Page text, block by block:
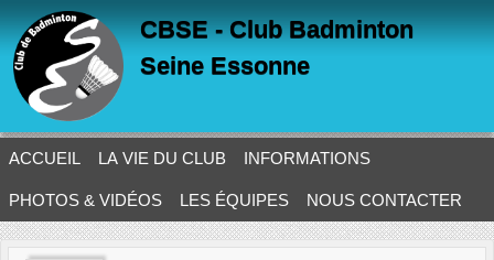
CBSE - Club Badminton
Seine Essonne
ACCUEIL LA VIE DU CLUB INFORMATIONS
PHOTOS & VIDÉOS LES ÉQUIPES NOUS CONTACTER
Panneau de gestion des cookies